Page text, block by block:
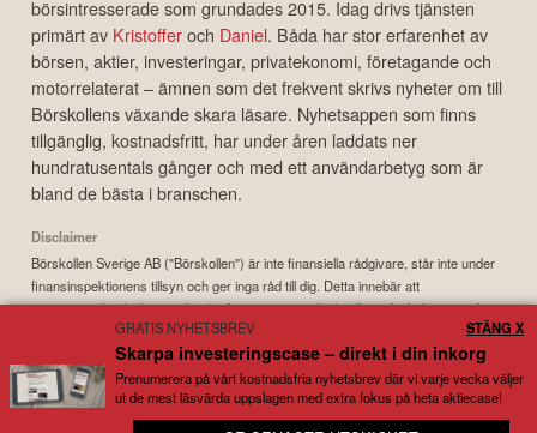
börsintresserade som grundades 2015. Idag drivs tjänsten
primärt av Kristofferoch Daniel. Båda har stor erfarenhet av
börsen, aktier, investeringar, privatekonomi, företagande och
motorrelaterat – ämnen som det frekvent skrivs nyheter om till
Börskollens växande skara läsare. Nyhetsappen som finns
tillgänglig, kostnadsfritt, har under åren laddats ner
hundratusentals gånger och med ett användarbetyg som är
bland de bästa i branschen.
Disclaimer
Börskollen Sverige AB ("Börskollen") är inte finansiella rådgivare, står inte under
finansinspektionens tillsyn och ger inga råd till dig. Detta innebär att
investeringsbeslut baserade på information som direkt eller indirekt härrörande
från Börskollen eller personer med koppling till Börskollen, alltid fattas
självständigt av investeraren. Börskollen frånsäger sig allt ansvar för eventuell
förlust eller skada av vad slag det må vara som grundar sig på användandet av
material härrörande från tjänsten Börskollen.
GRATIS NYHETSBREV
Skarpa investeringscase – direkt i din inkorg
Prenumerera på vårt kostnadsfria nyhetsbrev där vi varje vecka väljer
ut de mest läsvärda uppslagen med extra fokus på heta aktiecase!
STÄNG X